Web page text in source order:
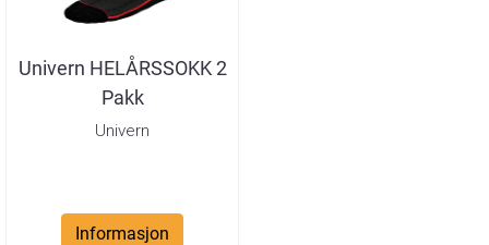
Univern HELÅRSSOKK 2
Pakk
Univern
Informasjon